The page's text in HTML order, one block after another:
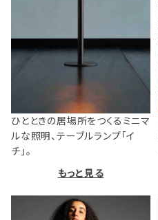
ひとときの居場所をつくるミニマ
ルな照明、テーブルランプ「イ
チ」。
もっと見る